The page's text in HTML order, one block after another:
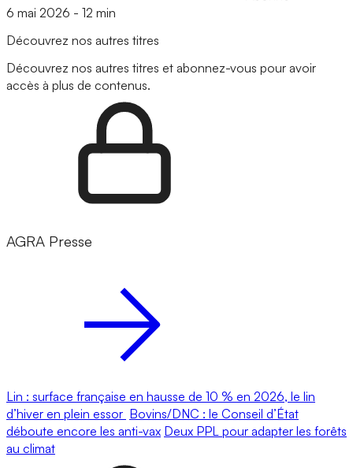
6 mai 2026 - 12 min
Découvrez nos autres titres
Découvrez nos autres titres et abonnez-vous pour avoir
accès à plus de contenus.
AGRA Presse
Lin : surface française en hausse de 10 % en 2026, le lin
d’hiver en plein essor Bovins/DNC : le Conseil d’État
déboute encore les anti-vax Deux PPL pour adapter les forêts
au climat